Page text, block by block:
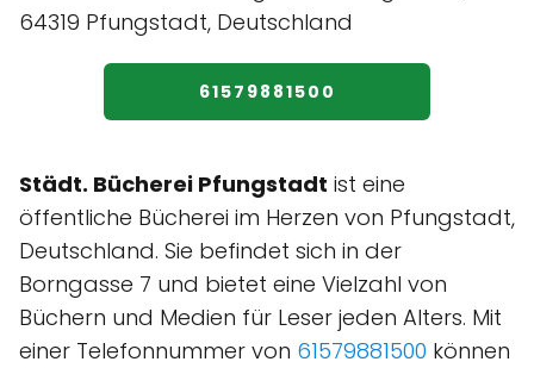
61579881500
Städt. Bücherei Pfungstadt ist eine
öffentliche Bücherei im Herzen von Pfungstadt,
Deutschland. Sie befindet sich in der
Borngasse 7 und bietet eine Vielzahl von
Büchern und Medien für Leser jeden Alters. Mit
einer Telefonnummer von 61579881500 können